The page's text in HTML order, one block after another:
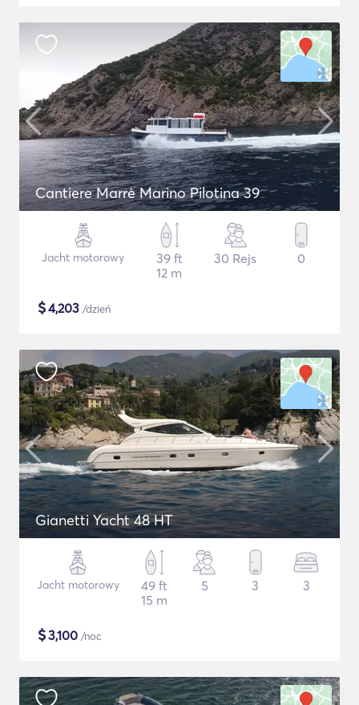
Cantiere Marrè Marino Pilotina 39
Jacht motorowy
39 ft
12 m
30 Rejs 0
$4,203 /dzień
Gianetti Yacht 48 HT
Jacht motorowy
49 ft
15 m
5 3 3
$3,100 /noc